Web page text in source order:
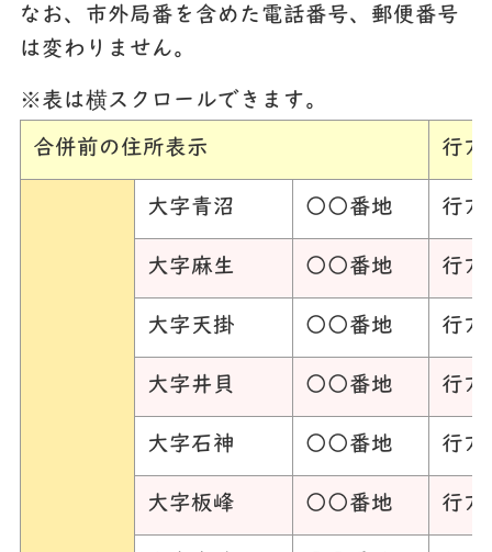
なお、市外局番を含めた電話番号、郵便番号
は変わりません。
※表は横スクロールできます。
合併前の住所表示 行方
大字青沼 ○○番地 行方
大字麻生 ○○番地 行方
大字天掛 ○○番地 行方
大字井貝 ○○番地 行方
大字石神 ○○番地 行方
大字板峰 ○○番地 行方